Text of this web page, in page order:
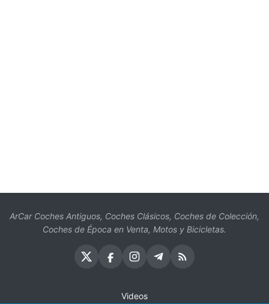
ArCar Coches Antiguos, Coches Clásicos, Coches de Colección,
Coches de Época en Venta, Motos y Bicicletas.
Videos